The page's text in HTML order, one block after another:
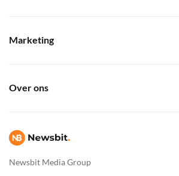
Newsbit Media Group
Marketing
Over ons